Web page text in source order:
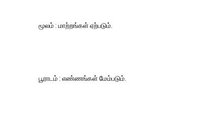
மூலம் : மாற்றங்கள் ஏற்படும்.
பூராடம் : எண்ணங்கள் மேம்படும்.